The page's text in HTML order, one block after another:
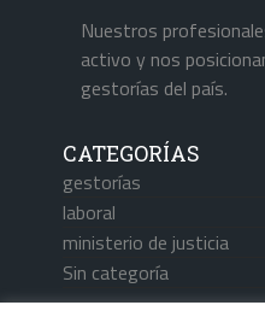
Nuestros
activo y nos
gestorías del país.
CATEGORÍAS
gestorías
laboral
ministerio de justicia
Sin categoría